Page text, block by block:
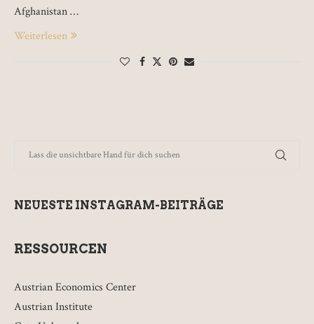
Afghanistan …
Weiterlesen
NEUESTE INSTAGRAM-BEITRÄGE
RESSOURCEN
Austrian Economics Center
Austrian Institute